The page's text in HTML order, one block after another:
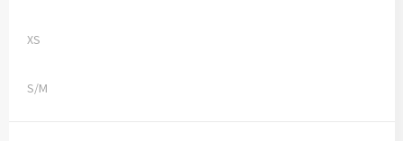
XS
S/M